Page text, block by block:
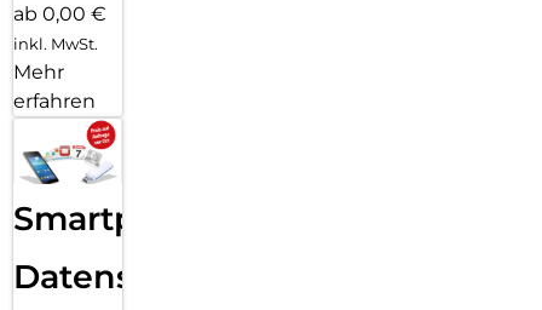
ab 0,00 €
inkl. MwSt.
Mehr
erfahren
Smartphone
Datensicherung